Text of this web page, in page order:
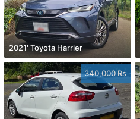
2021' Toyota Harrier
340,000 Rs